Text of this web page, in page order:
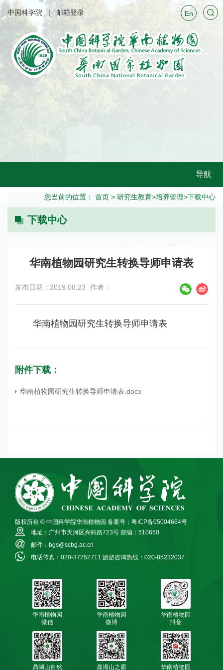
中国科学院 邮箱登录 En
导航
您当前的位置： 首页 > 研究生教育>培养管理>下载中心
下载中心
版权所有 © 中国科学院华南植物园备案号：粤ICP备05004664号
地址：广州市天河区兴科路723号 邮编：510650
邮件：bgs@scbg.ac.cn
电话传真：020-37252711
华南植物园
微信
华南植物园
微博
华南植物园
抖音
鼎湖山自然
保护区微信
鼎湖山之窗
微信
华南植物园
标本馆微信